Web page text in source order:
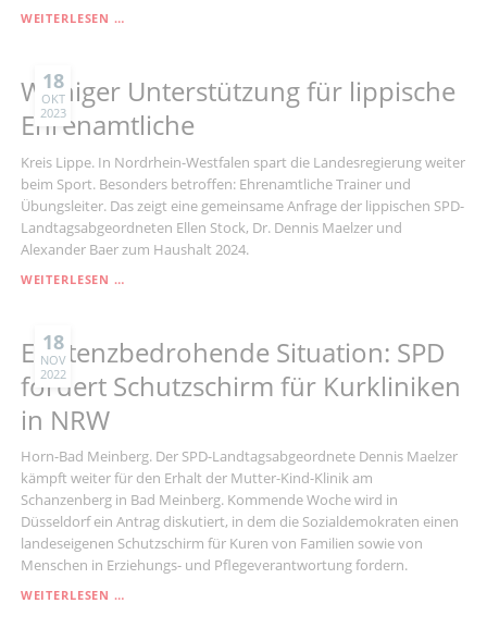
WEITERLESEN …60%
PSYCHISCHE
ERKRANKUNGEN
IN
LIPPE
GEFORDERT
18
OKT
2023
Weniger Unterstützung für lippische
Ehrenamtliche
Kreis Lippe. In Nordrhein-Westfalen spart die Landesregierung weiter
beim Sport. Besonders betroffen: Ehrenamtliche Trainer und
Übungsleiter. Das zeigt eine gemeinsame Anfrage der lippischen SPD-
Landtagsabgeordneten Ellen Stock, Dr. Dennis Maelzer und
Alexander Baer zum Haushalt 2024.
WEITERLESEN …
EHRENAMTLICHE
18
NOV
2022
Existenzbedrohende Situation: SPD
fordert Schutzschirm für Kurkliniken
in NRW
Horn-Bad Meinberg. Der SPD-Landtagsabgeordnete Dennis Maelzer
kämpft weiter für den Erhalt der Mutter-Kind-Klinik am
Schanzenberg in Bad Meinberg. Kommende Woche wird in
Düsseldorf ein Antrag diskutiert, in dem die Sozialdemokraten einen
landeseigenen Schutzschirm für Kuren von Familien sowie von
Menschen in Erziehungs- und Pflegeverantwortung fordern.
WEITERLESEN …EXISTENZBEDROHENDE